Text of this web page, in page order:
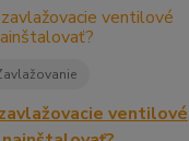
ventilové